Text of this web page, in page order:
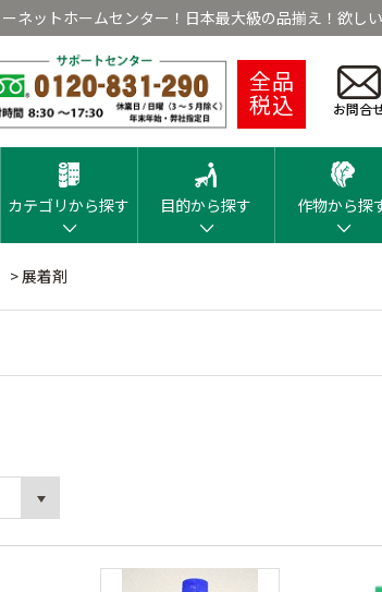
ネットホームセンター！日本最大級の品揃え！欲しい
全品
税込 お問合
カテゴリから探す 目的から探す 作物から探
>展着剤